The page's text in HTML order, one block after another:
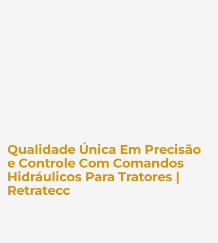
Qualidade Única Em Precisão
e Controle Com Comandos
Hidráulicos Para Tratores |
Retratecc